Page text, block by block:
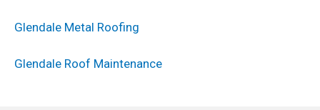
Glendale Metal Roofing
Glendale Roof Maintenance